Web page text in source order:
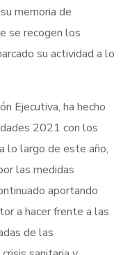
memoria de
se recogen los
su actividad a lo
Ejecutiva, ha hecho
2021 con los
lo largo de este año,
las medidas
aportando
a hacer frente a las
de las